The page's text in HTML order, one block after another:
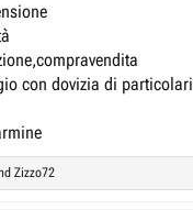
con dovizia di particolari
Zizzo72